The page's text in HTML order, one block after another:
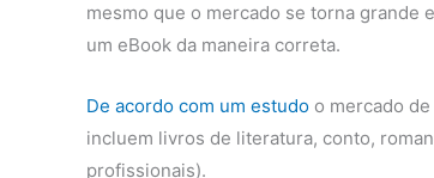
mesmo que o mercado se torna grande
um eBook da maneira correta.
De acordo com um estudo o mercado
incluem livros de literatura, conto,
profissionais).